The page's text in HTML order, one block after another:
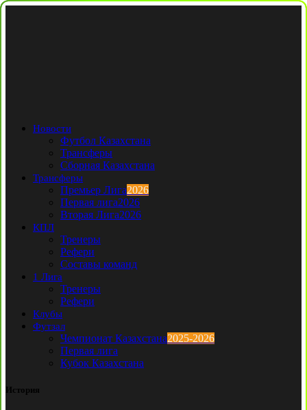
Новости
Футбол Казахстана
Трансферы
Сборная Казахстана
Трансферы
Премьер Лига2026
Первая лига2026
Вторая Лига2026
КПЛ
Тренеры
Рефери
Составы команд
1 Лига
Тренеры
Рефери
Клубы
Футзал
Чемпионат Казахстана2025-2026
Первая лига
Кубок Казахстана
История